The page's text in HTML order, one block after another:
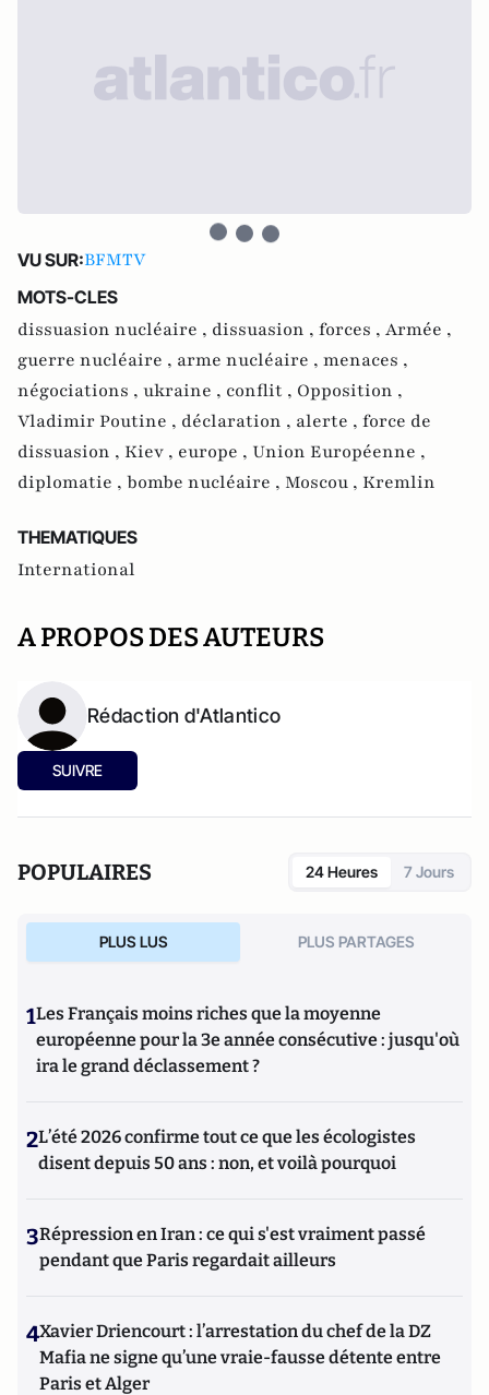
VU SUR:BFMTV
MOTS-CLES
dissuasion nucléaire , dissuasion , forces , Armée ,
guerre nucléaire , arme nucléaire , menaces ,
négociations , ukraine , conflit , Opposition ,
Vladimir Poutine , déclaration , alerte , force de
dissuasion , Kiev , europe , Union Européenne ,
diplomatie , bombe nucléaire , Moscou , Kremlin
THEMATIQUES
International
A PROPOS DES AUTEURS
Rédaction d'Atlantico
SUIVRE
POPULAIRES 24 Heures 7 Jours
PLUS LUS PLUS PARTAGES
1Les Français moins riches que la moyenne
européenne pour la 3e année consécutive : jusqu'où
ira le grand déclassement ?
2L’été 2026 confirme tout ce que les écologistes
disent depuis 50 ans : non, et voilà pourquoi
3Répression en Iran : ce qui s'est vraiment passé
pendant que Paris regardait ailleurs
4Xavier Driencourt : l’arrestation du chef de la DZ
Mafia ne signe qu’une vraie-fausse détente entre
Paris et Alger